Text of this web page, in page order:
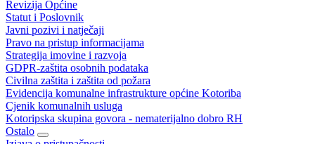
Revizija Općine
Statut i Poslovnik
Javni pozivi i natječaji
Pravo na pristup informacijama
Strategija imovine i razvoja
GDPR-zaštita osobnih podataka
Civilna zaštita i zaštita od požara
Evidencija komunalne infrastrukture općine Kotoriba
Cjenik komunalnih usluga
Kotoripska skupina govora - nematerijalno dobro RH
Ostalo